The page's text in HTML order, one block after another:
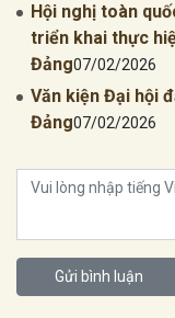
Hội nghị toàn
triển khai thực
Đảng07/02/2026
Văn kiện Đại hội
Đảng07/02/2026
Gửi bình luận